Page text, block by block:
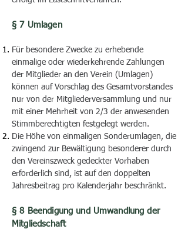
§ 7 Umlagen
Für besondere Zwecke zu erhebende
einmalige oder wiederkehrende Zahlungen
der Mitglieder an den Verein (Umlagen)
können auf Vorschlag des Gesamtvorstandes
nur von der Mitgliederversammlung und nur
mit einer Mehrheit von 2/3 der anwesenden
Stimmberechtigten festgelegt werden.
Die Höhe von einmaligen Sonderumlagen, die
zwingend zur Bewältigung besonderer durch
den Vereinszweck gedeckter Vorhaben
erforderlich sind, ist auf den doppelten
Jahresbeitrag pro Kalenderjahr beschränkt.
§ 8 Beendigung und Umwandlung der
Mitgliedschaft